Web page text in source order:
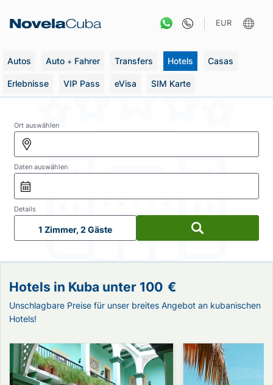
Inhalt
EUR
Autos Auto + Fahrer Transfers Hotels Casas
Erlebnisse VIP Pass eVisa SIM Karte
Ort auswählen
Daten auswählen
Details
1 Zimmer, 2 Gäste
Hotels in Kuba unter 100 €
Unschlagbare Preise für unser breites Angebot an kubanischen
Hotels!